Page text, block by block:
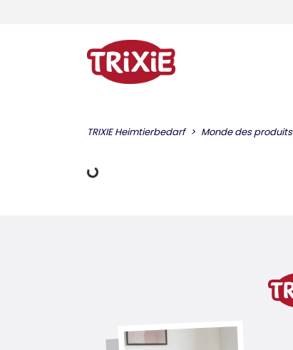
TRIXIE Heimtierbedarf Monde des produits
charger des données